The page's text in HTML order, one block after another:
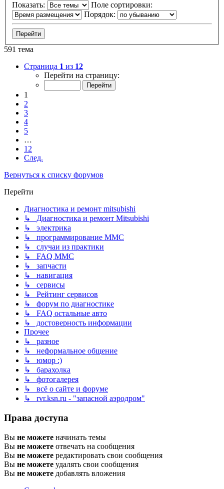
Показать:
Поле сортировки:
Порядок:
591 тема
Страница 1 из 12
Перейти на страницу:
1
2
3
4
5
…
12
След.
Вернуться к списку форумов
Перейти
Диагностика и ремонт mitsubishi
↳ Диагностика и ремонт Mitsubishi
↳ электрика
↳ программирование MMC
↳ случаи из практики
↳ FAQ MMC
↳ запчасти
↳ навигация
↳ сервисы
↳ Рейтинг сервисов
↳ форум по диагностике
↳ FAQ остальные авто
↳ достоверность информации
Прочее
↳ разное
↳ неформальное общение
↳ юмор :)
↳ барахолка
↳ фотогалерея
↳ всё о сайте и форуме
↳ rvr.ksn.ru - "запасной аэродром"
Права доступа
Вы не можете начинать темы
Вы не можете отвечать на сообщения
Вы не можете редактировать свои сообщения
Вы не можете удалять свои сообщения
Вы не можете добавлять вложения